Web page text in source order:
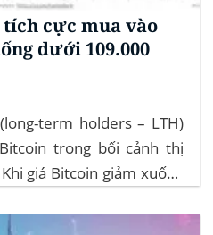
cực mua vào
dưới 109.000
term holders – LTH)
trong bối cảnh thị
giá Bitcoin giảm xuống
thế mua bị xóa...